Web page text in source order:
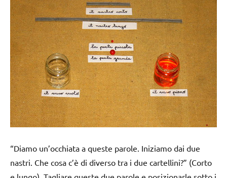
“Diamo un’occhiata a queste parole. Iniziamo dai due
nastri. Che cosa c’è di diverso tra i due cartellini?” (Corto